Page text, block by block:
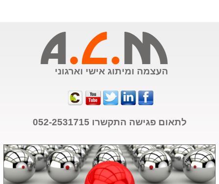
העצמה ומיתוג אישי וארגוני
לתאום פגישה התקשרו 052-2531715